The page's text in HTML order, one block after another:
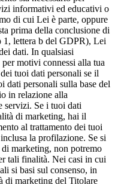
informativi ed educativi o
di cui Lei è parte, oppure
prima della conclusione di
1, lettera b del GDPR), Lei
dati. In qualsiasi
motivi connessi alla tua
tuoi dati personali se il
dati personali sulla base del
in relazione alla
servizi. Se i tuoi dati
di marketing, hai il
al trattamento dei tuoi
la profilazione. Se si
marketing, non potremo
tali finalità. Nei casi in cui
si basi sul consenso, in
di marketing del Titolare